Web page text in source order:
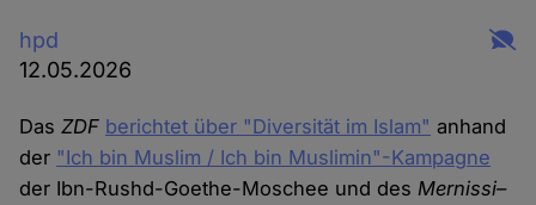
hpd
12.05.2026
DasZDF berichtet über "Diversität im Islam" anhand
der "Ich bin Muslim / Ich bin Muslimin"-Kampagne
der Ibn-Rushd-Goethe-Moschee und des Mernissi–